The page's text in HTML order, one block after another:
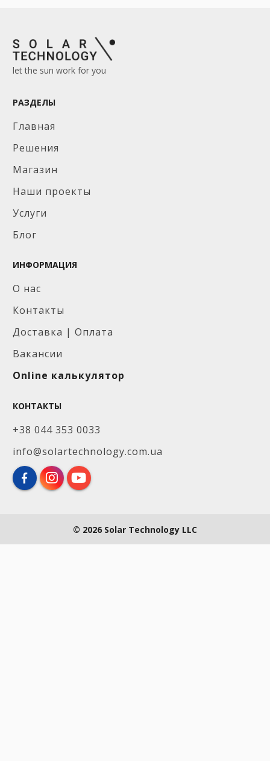
let the sun work for you
РАЗДЕЛЫ
Главная
Решения
Магазин
Наши проекты
Услуги
Блог
ИНФОРМАЦИЯ
О нас
Контакты
Доставка | Оплата
Вакансии
Online калькулятор
КОНТАКТЫ
+38 044 353 0033
info@solartechnology.com.ua
© 2026 Solar Technology LLC